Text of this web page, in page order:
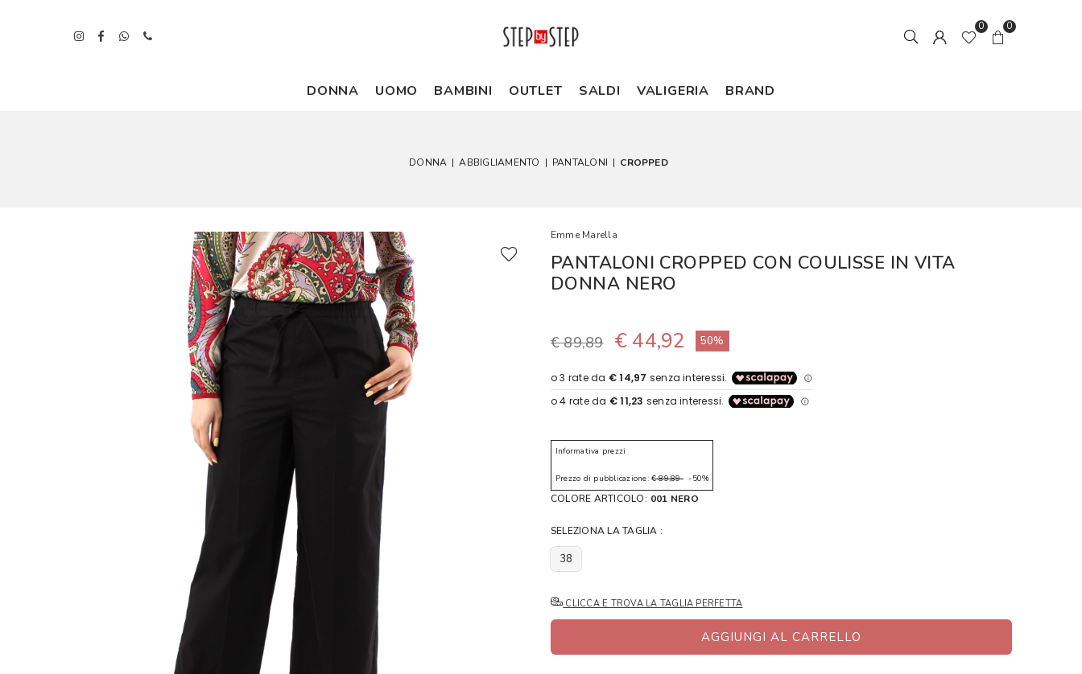
0 0
DONNA UOMO BAMBINI OUTLET SALDI VALIGERIA BRAND
DONNA | ABBIGLIAMENTO | PANTALONI | CROPPED
Emme Marella
PANTALONI CROPPED CON COULISSE IN VITA
DONNA NERO
€ 89,89 € 44,92 50%
Informativa prezzi
Prezzo di pubblicazione: € 89,89-50%
COLORE ARTICOLO: 001 NERO
SELEZIONA LA TAGLIA :
38
CLICCA E TROVA LA TAGLIA PERFETTA
AGGIUNGI AL CARRELLO